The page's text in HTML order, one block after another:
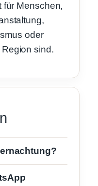
für Menschen,
oder
sind.